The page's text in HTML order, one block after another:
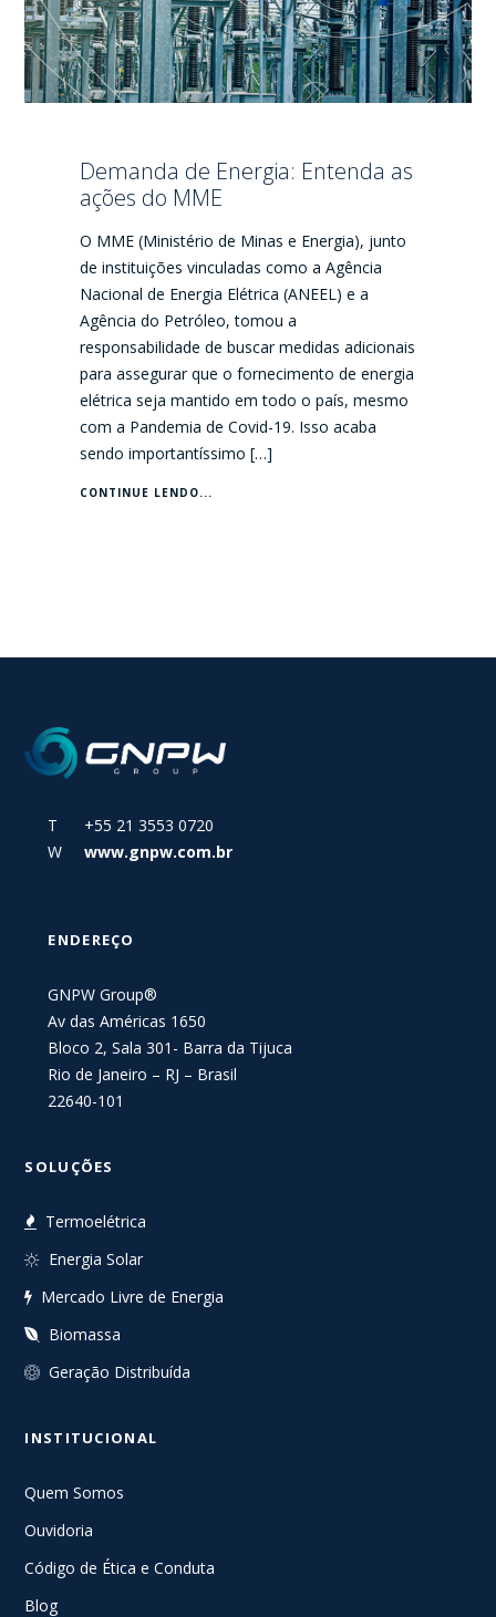
Demanda de Energia: Entenda as
ações do MME
O MME (Ministério de Minas e Energia), junto
de instituições vinculadas como a Agência
Nacional de Energia Elétrica (ANEEL) e a
Agência do Petróleo, tomou a
responsabilidade de buscar medidas adicionais
para assegurar que o fornecimento de energia
elétrica seja mantido em todo o país, mesmo
com a Pandemia de Covid-19. Isso acaba
sendo importantíssimo […]
CONTINUE LENDO...
T +55 21 3553 0720
W
www.gnpw.com.br
ENDEREÇO
GNPW Group®
Av das Américas 1650
Bloco 2, Sala 301- Barra da Tijuca
Rio de Janeiro – RJ – Brasil
22640-101
SOLUÇÕES
Termoelétrica
Energia Solar
Mercado Livre de Energia
Biomassa
Geração Distribuída
INSTITUCIONAL
Quem Somos
Ouvidoria
Código de Ética e Conduta
Blog